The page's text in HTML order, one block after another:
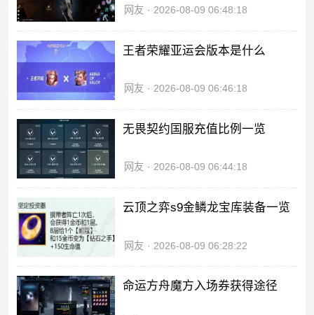
网友 2026-08-09 06:48:18
王者荣耀亚运会版本是什么
网友 2026-08-09 06:46:18
无畏契约国服充值比例一览
网友 2026-08-09 06:44:18
云顶之弈s9金鳞龙宝库装备一览
网友 2026-08-09 06:28:22
命运方舟魔方入场券获得途径